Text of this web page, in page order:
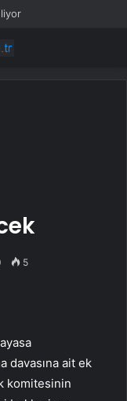
5
davasına ait ek
komitesinin